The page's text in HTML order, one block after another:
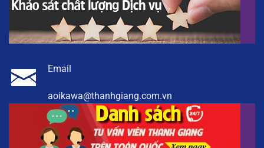
Email
aoikawa@thanhgiang.com.vn